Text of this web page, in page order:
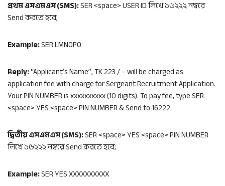
প্রথম এসএমএস (SMS):SER <space> USER ID লিখে ১৬২২২ নম্বরে
Send করতে হবে;
Example:SER LMNOPQ
Reply:“Applicant’s Name”, TK 223 / – will be charged as
application fee with charge for Sergeant Recruitment Application.
Your PIN NUMBER is xxxxxxxxxx (10 digits). To pay fee, type SER
<space> YES <space> PIN NUMBER & Send to 16222.
দ্বিতীয় এসএমএস (SMS):SER <space> YES <space> PIN NUMBER
লিখে ১৬২২২ নম্বরে Send করতে হবে;
Example:SER YES XXXXXXXXXX